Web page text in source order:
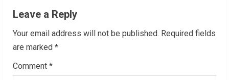
u
e
R
Leave a Reply
Your email address will not be published. Required fields
are marked *
Comment *